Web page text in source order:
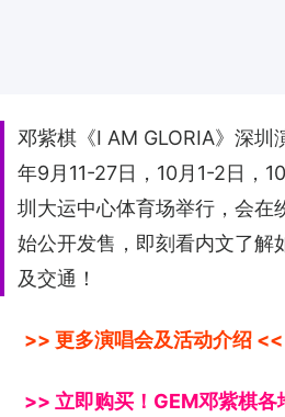
邓紫棋《I AM GLORIA》深圳
年9月11-27日，10月1-2日，
圳大运中心体育场举行，会在
始公开发售，即刻看内文了解
及交通！
>> 更多演唱会及活动介绍 <<
>> 立即购买！GEM邓紫棋